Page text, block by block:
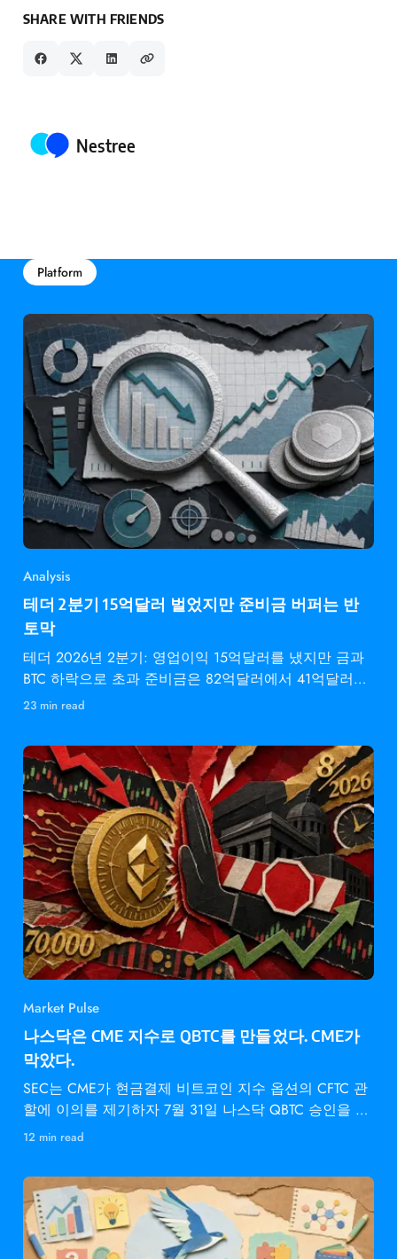
SHARE WITH FRIENDS
Posted by
Nestree
Platform
Analysis
테더 2분기 15억달러 벌었지만 준비금 버퍼는 반
토막
테더 2026년 2분기: 영업이익 15억달러를 냈지만 금과
BTC 하락으로 초과 준비금은 82억달러에서 41억달러로
감소.
23 min read
Market Pulse
나스닥은 CME 지수로 QBTC를 만들었다. CME가
막았다.
SEC는 CME가 현금결제 비트코인 지수 옵션의 CFTC 관
할에 이의를 제기하자 7월 31일 나스닥 QBTC 승인을 동
결했다.
12 min read